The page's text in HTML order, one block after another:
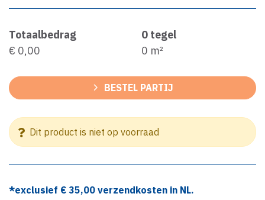
Totaalbedrag
€ 0,00
0 tegel
0 m²
BESTEL PARTIJ
Dit product is niet op voorraad
*exclusief € 35,00 verzendkosten in NL.